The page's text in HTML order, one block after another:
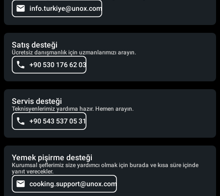
info.turkiye@unox.com
Satış desteği
Ücretsiz danışmanlık için uzmanlarımızı arayın.
+90 530 176 62 03
Servis desteği
Teknisyenlerimiz yardıma hazır. Hemen arayın.
+90 543 537 05 31
Yemek pişirme desteği
Kurumsal şeflerimiz size yardımcı olmak için burada ve kısa süre içinde
yanıt verecekler.
cooking.support@unox.com